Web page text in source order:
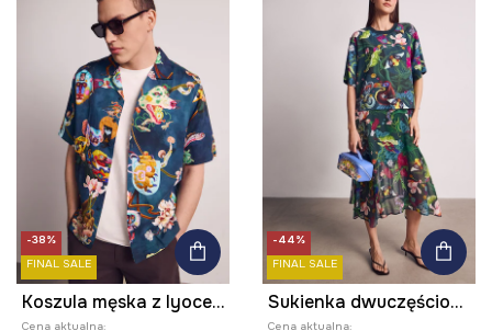
-38%
FINAL SALE
Koszula męska z lyocellu z kolekcji Kit Mizeres x Medicine
Cena aktualna:
-44%
FINAL SALE
Sukienka dwuczęściowa z kolekcji Kit Mizeres x Medicine
Cena aktualna: